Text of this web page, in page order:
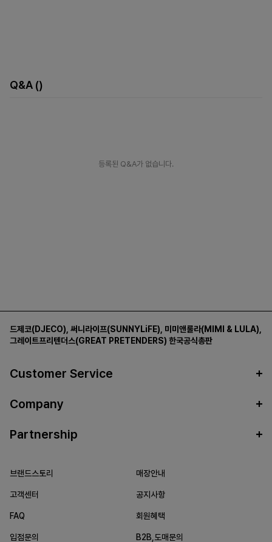
Q&A ()
등록된 Q&A가 없습니다.
드제코(DJECO) 써니라이프(SUNNYLiFE) 미미앤룰라(MIMI & LULA)
그레이트프리텐더스(GREAT PRETENDERS) 한국공식총판
Customer Service
Company
Partnership
브랜드스토리 매장안내
고객센터 공지사항
FAQ 회원혜택
입점문의 B2B,도매문의